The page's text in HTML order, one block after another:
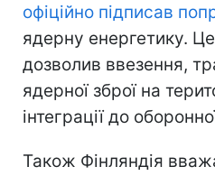
офіційно підписав
ядерну енергетику.
дозволив ввезення,
ядерної зброї на
інтеграції до
Також Фінляндія